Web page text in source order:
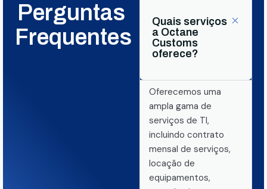
Perguntas
Frequentes
Quais serviços
a Octane
Customs
oferece?
Oferecemos uma
ampla gama de
serviços de TI,
incluindo contrato
mensal de serviços,
locação de
equipamentos,